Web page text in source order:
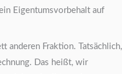
Eigentumsvorbehalt auf
anderen Fraktion. Tatsächlich,
Das heißt, wir